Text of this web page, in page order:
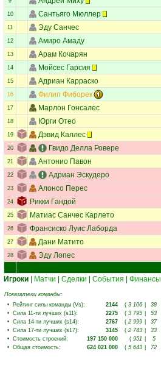
10 Сантьяго Мюллер
11 Эду Санчес
12 Амиро Амаду
13 Арам Кочарян
14 Мойсес Гарсия
15 Адриан Карраско
16 Филип Фиборек
17 Марлон Гонсалес
18 Юрги Отео
19 Дэвид Каллес
20 Гвидо Делла Ровере
21 Антонио Павон
22 Адриан Эскудеро
23 Алонсо Перес
24 Рикки Гандой
25 Матиас Санчес Карлето
26 Франсиско Луис Лаборда
27 Дани Матито
28 Эду Лопес
Игроки Матчи Сделки События Финансы
Показатели команды:
• Рейтинг силы команды (Vs): 2144 ( 3 106 38
• Сила 11-ти лучших (s11): 2275 ( 3 795 53
• Сила 14-ти лучших (s14): 2767 ( 2 999 37
• Сила 17-ти лучших (s17): 3145 ( 2 743 33
• Стоимость строений: 197 150 000 ( 951 5
• Общая стоимость: 624 021 000 ( 5 643 72